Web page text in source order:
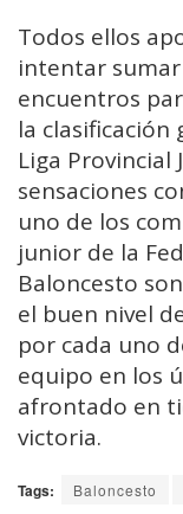
Todos ellos
intentar
encuentros
la clasificación
Liga Provincial
sensaciones
uno de los
junior de la
Baloncesto
el buen nivel
por cada uno
equipo en los
afrontado en
victoria.
Tags: Baloncesto